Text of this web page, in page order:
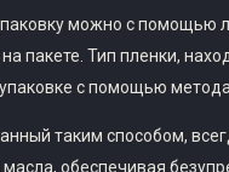
можно с помощью
пакете. Тип пленки,
с помощью
таким способом,
обеспечивая